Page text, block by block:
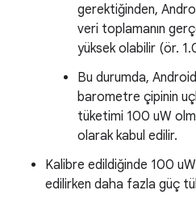
gerektiğinden,
veri toplamanın
yüksek olabilir (ör.
Bu durumda,
barometre çipinin
tüketimi 100 uW
olarak kabul edilir.
Kalibre edildiğinde 100
edilirken daha fazla güç